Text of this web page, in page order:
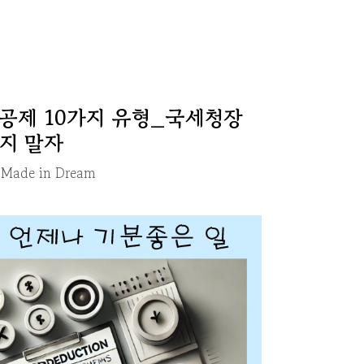
제 10가지 유형_국세청장
말자
Made in Dream